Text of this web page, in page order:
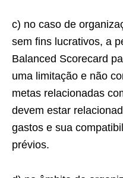
c) no caso de
sem fins lucrativos, a
Balanced Scorecard
uma limitação e não
metas relacionadas
devem estar
gastos e sua
prévios.